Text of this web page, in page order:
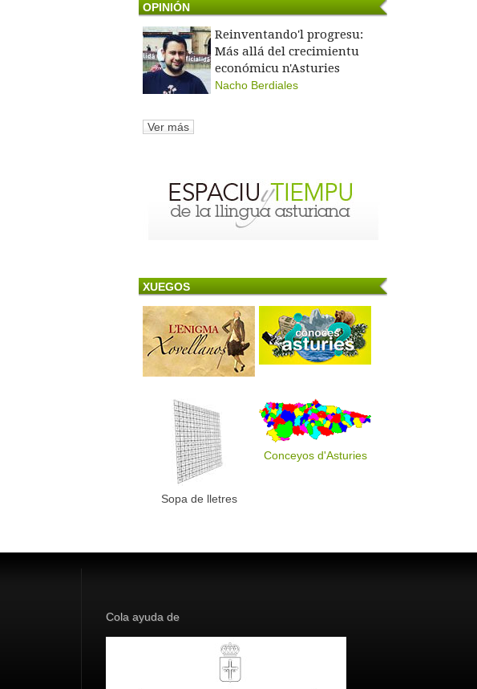
OPINIÓN
Reinventando'l progresu:
Más allá del crecimientu
económicu n'Asturies
Nacho Berdiales
Ver más
XUEGOS
Sopa de lletres
Conceyos d'Asturies
Cola ayuda de